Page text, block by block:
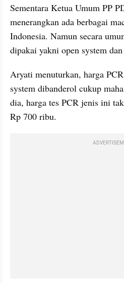
Sementara Ketua Umum PP
menerangkan ada berbagai
Indonesia. Namun secara
dipakai yakni open system
Aryati menuturkan, harga
system dibanderol cukup
dia, harga tes PCR jenis ini
Rp 700 ribu.